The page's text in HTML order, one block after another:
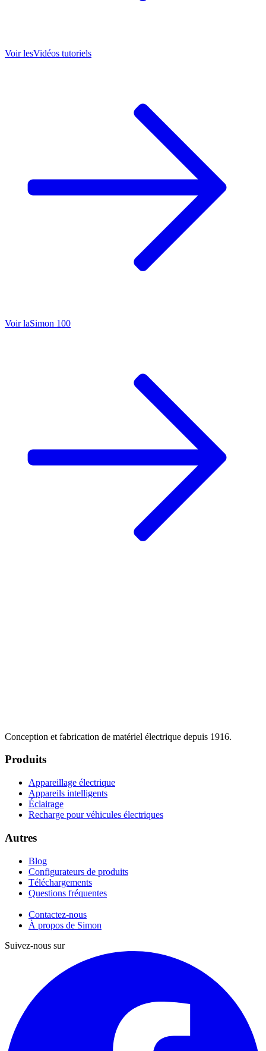
Voir lesVidéos tutoriels
Voir laSimon 100
Conception et fabrication de matériel électrique depuis 1916.
Produits
Appareillage électrique
Appareils intelligents
Éclairage
Recharge pour véhicules électriques
Autres
Blog
Configurateurs de produits
Téléchargements
Questions fréquentes
Contactez-nous
À propos de Simon
Suivez-nous sur